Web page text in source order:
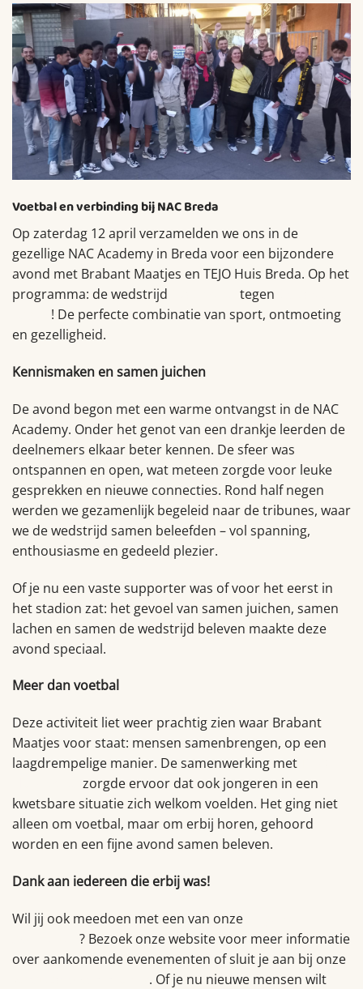
Voetbal en verbinding bij NAC Breda
Op zaterdag 12 april verzamelden we ons in de
gezellige NAC Academy in Breda voor een bijzondere
avond met Brabant Maatjes en TEJO Huis Breda. Op het
programma: de wedstrijd
tegen
! De perfecte combinatie van sport, ontmoeting
en gezelligheid.
Kennismaken en samen juichen
De avond begon met een warme ontvangst in de NAC
Academy. Onder het genot van een drankje leerden de
deelnemers elkaar beter kennen. De sfeer was
ontspannen en open, wat meteen zorgde voor leuke
gesprekken en nieuwe connecties. Rond half negen
werden we gezamenlijk begeleid naar de tribunes, waar
we de wedstrijd samen beleefden – vol spanning,
enthousiasme en gedeeld plezier.
Of je nu een vaste supporter was of voor het eerst in
het stadion zat: het gevoel van samen juichen, samen
lachen en samen de wedstrijd beleven maakte deze
avond speciaal.
Meer dan voetbal
Deze activiteit liet weer prachtig zien waar Brabant
Maatjes voor staat: mensen samenbrengen, op een
laagdrempelige manier. De samenwerking met
zorgde ervoor dat ook jongeren in een
kwetsbare situatie zich welkom voelden. Het ging niet
alleen om voetbal, maar om erbij horen, gehoord
worden en een fijne avond samen beleven.
Dank aan iedereen die erbij was!
Wil jij ook meedoen met een van onze
? Bezoek onze website voor meer informatie
over aankomende evenementen of sluit je aan bij onze
. Of je nu nieuwe mensen wilt